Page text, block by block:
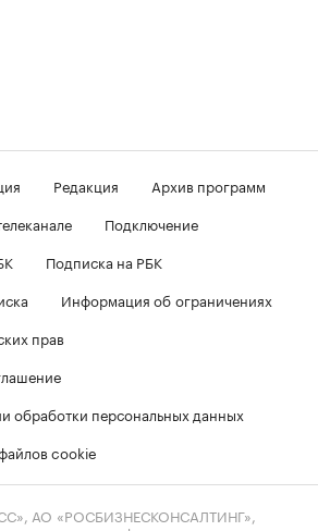
Редакция
Архив программ
Подключение
Подписка на РБК
Информация об ограничениях
прав
обработки персональных данных
cookie
АО «РОСБИЗНЕСКОНСАЛТИНГ»,